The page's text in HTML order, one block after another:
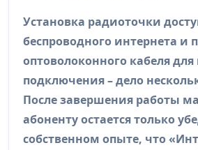
Установка радиоточки
беспроводного интернета и
оптоволоконного кабеля
подключения – дело
После завершения работы
абоненту остается только
собственном опыте, что